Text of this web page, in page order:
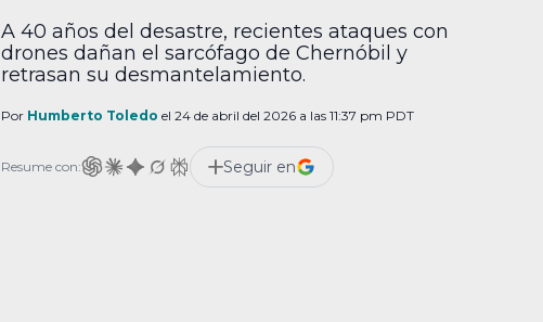
A 40 años del desastre, recientes ataques con
drones dañan el sarcófago de Chernóbil y
retrasan su desmantelamiento.
Por Humberto Toledo el 24 de abril del 2026 a las 11:37 pm PDT
Resume con: Seguir en